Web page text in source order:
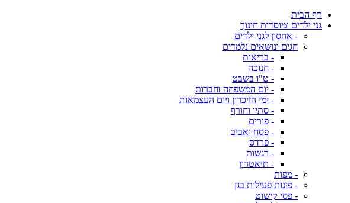
דף הבית
גני ילדים ומוסדות חינוך
- אחסון לגני ילדים
חגים ונושאים נלמדים
- בריאות
- חנוכה
- ט"ו בשבט
- יום המשפחה וחברות
- ימי הזיכרון ויום העצמאות
- סתיו וחורף
- פורים
- פסח ואביב
- פרדס
- רגשות
- תיאטרון
- מפות
- פינות פעילות בגן
- פסי קישוט